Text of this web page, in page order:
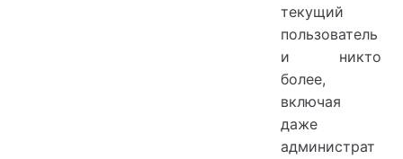
текущий
пользователь
и никто
более,
включая
даже
администрат